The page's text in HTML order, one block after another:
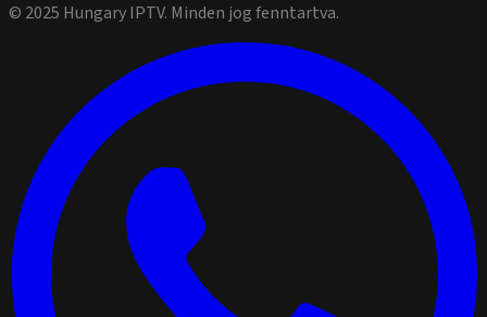
© 2025 Hungary IPTV. Minden jog fenntartva.